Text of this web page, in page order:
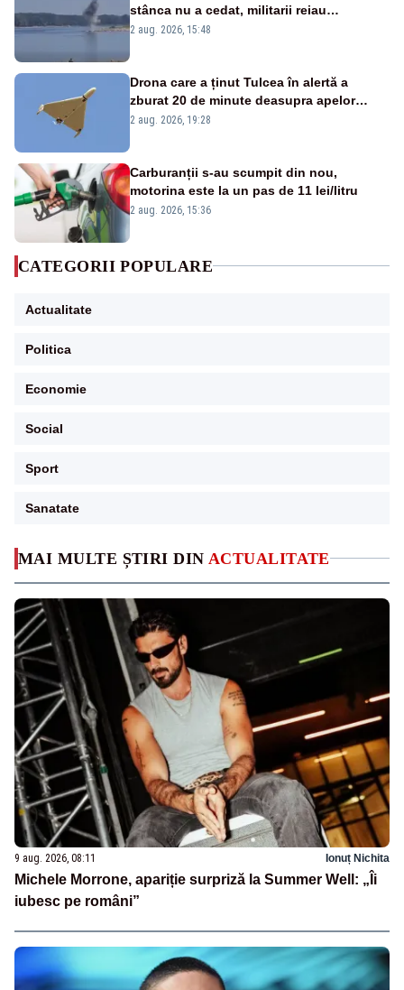
MAI MULTE ȘTIRI DIN ACTUALITATE
9 aug. 2026, 08:11 Ionuț Nichita
Michele Morrone, apariție surpriză la Summer Well: „Îi
iubesc pe români”
stânca nu a cedat, militarii reiau
detonările luni – VIDEO
2 aug. 2026, 15:48
Drona care a ținut Tulcea în alertă a
zburat 20 de minute deasupra apelor
României. Au fost ridicate două F-16
2 aug. 2026, 19:28
Carburanții s-au scumpit din nou,
motorina este la un pas de 11 lei/litru
2 aug. 2026, 15:36
CATEGORII POPULARE
Actualitate
Politica
Economie
Social
Sport
Sanatate